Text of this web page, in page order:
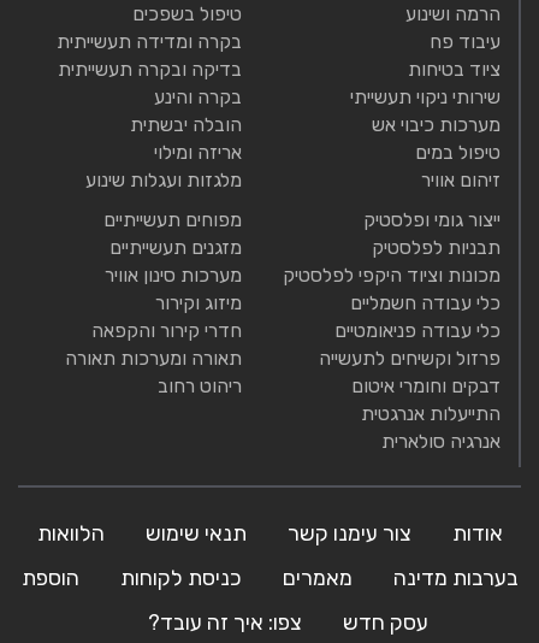
הרמה ושינוע
עיבוד פח
ציוד בטיחות
שירותי ניקוי תעשייתי
מערכות כיבוי אש
טיפול במים
זיהום אוויר
טיפול בשפכים
בקרה ומדידה תעשייתית
בדיקה ובקרה תעשייתית
בקרה והינע
הובלה יבשתית
אריזה ומילוי
מלגזות ועגלות שינוע
ייצור גומי ופלסטיק
תבניות לפלסטיק
מכונות וציוד היקפי לפלסטיק
כלי עבודה חשמליים
כלי עבודה פניאומטיים
פרזול וקשיחים לתעשייה
דבקים וחומרי איטום
התייעלות אנרגטית
אנרגיה סולארית
מפוחים תעשייתיים
מזגנים תעשייתיים
מערכות סינון אוויר
מיזוג וקירור
חדרי קירור והקפאה
תאורה ומערכות תאורה
ריהוט רחוב
אודות צור עימנו קשר תנאי שימוש
הלוואות
בערבות מדינה
מאמרים כניסת לקוחות
הוספת
עסק חדש
צפו: איך זה עובד?